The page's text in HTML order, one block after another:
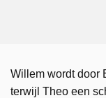
Willem wordt door
terwijl Theo een